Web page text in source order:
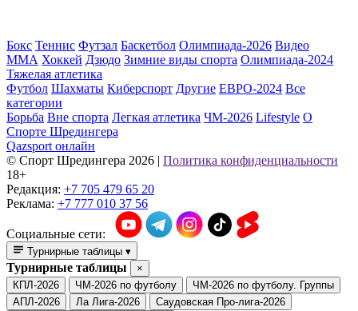
Бокс Теннис Футзал Баскетбол Олимпиада-2026 Видео
ММА Хоккей Дзюдо Зимние виды спорта Олимпиада-2024
Тяжелая атлетика
Футбол Шахматы Киберспорт Другие ЕВРО-2024 Все
категории
Борьба Вне спорта Легкая атлетика ЧМ-2026 Lifestyle О
Спорте Шредингера
Qazsport онлайн
© Cпорт Шредингера 2026 | Политика конфиденциальности
18+
Редакция: +7 705 479 65 20
Реклама: +7 777 010 37 56
Социальные сети:
Турнирные таблицы ▾
Турнирные таблицы
×
КПЛ-2026
ЧМ-2026 по футболу
ЧМ-2026 по футболу. Группы
АПЛ-2026
Ла Лига-2026
Саудовская Про-лига-2026